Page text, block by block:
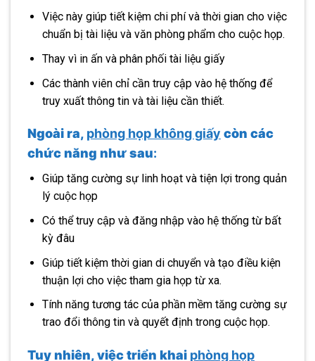
Việc này giúp tiết kiệm chi phí và thời gian cho việc
chuẩn bị tài liệu và văn phòng phẩm cho cuộc họp.
Thay vì in ấn và phân phối tài liệu giấy
Các thành viên chỉ cần truy cập vào hệ thống để
truy xuất thông tin và tài liệu cần thiết.
Ngoài ra, phòng họp không giấy còn các
chức năng như sau:
Giúp tăng cường sự linh hoạt và tiện lợi trong quản
lý cuộc họp
Có thể truy cập và đăng nhập vào hệ thống từ bất
kỳ đâu
Giúp tiết kiệm thời gian di chuyển và tạo điều kiện
thuận lợi cho việc tham gia họp từ xa.
Tính năng tương tác của phần mềm tăng cường sự
trao đổi thông tin và quyết định trong cuộc họp.
Tuy nhiên, việc triển khai phòng họp